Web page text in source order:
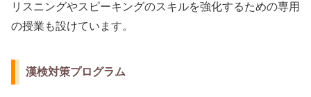
リスニングやスピーキングのスキルを強化するための専用
の授業も設けています。
漢検対策プログラム